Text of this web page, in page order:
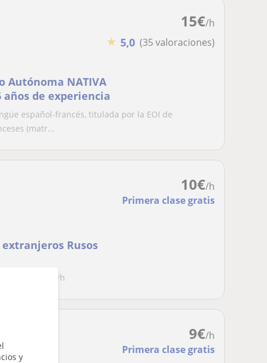
y
15€/h
★ 5,0 (35 valoraciones)
Autónoma NATIVA
de experiencia
español-francés, titulada por la EOI de
(matr...
10€/h
Primera clase gratis
Rusos
Español. 10€/h
9€/h
Primera clase gratis